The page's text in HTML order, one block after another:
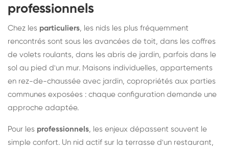
professionnels
Chez les particuliers, les nids les plus fréquemment
rencontrés sont sous les avancées de toit, dans les coffres
de volets roulants, dans les abris de jardin, parfois dans le
sol au pied d'un mur. Maisons individuelles, appartements
en rez-de-chaussée avec jardin, copropriétés aux parties
communes exposées : chaque configuration demande une
approche adaptée.
Pour les professionnels, les enjeux dépassent souvent le
simple confort. Un nid actif sur la terrasse d'un restaurant,